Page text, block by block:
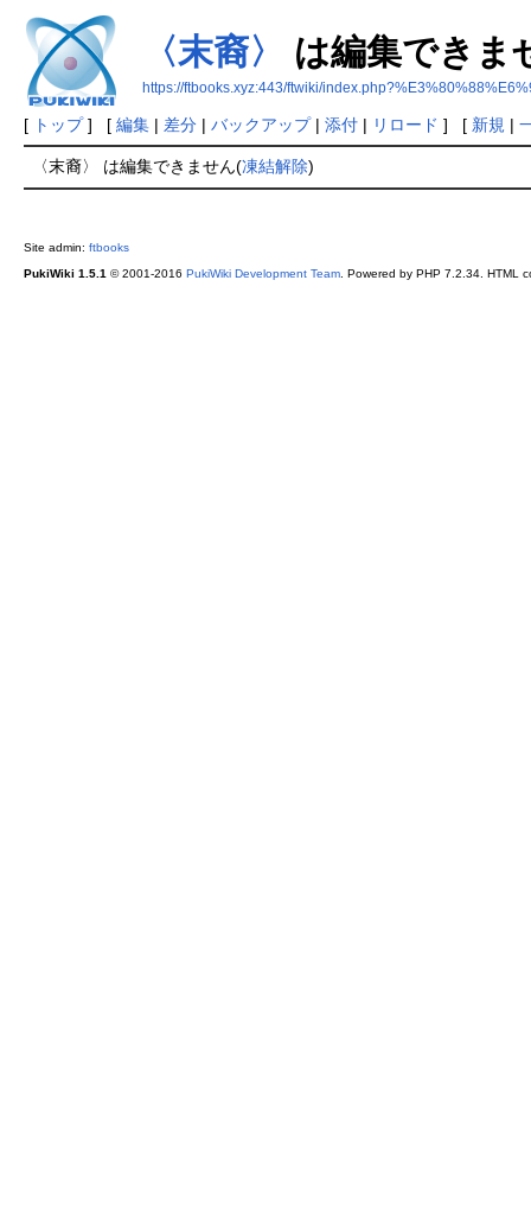
〈末裔〉 は編集できま
https://ftbooks.xyz:443/ftwiki/
[ トップ] [ 編集| 差分| バックアップ| 添付| リロード ] [ 新規 |
〈末裔〉 は編集できません(凍結解除)
Site admin: ftbooks
PukiWiki 1.5.1 © 2001-2016 PukiWiki Development Team. Powered by PHP 7.2.34. HTML